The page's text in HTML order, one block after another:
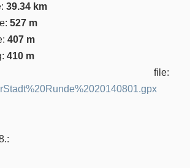
39.34 km
527 m
407 m
410 m
file: